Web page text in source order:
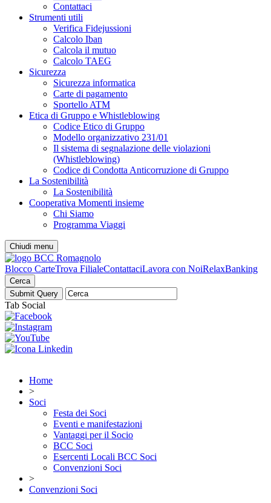
Contattaci
Strumenti utili
Verifica Fidejussioni
Calcolo Iban
Calcola il mutuo
Calcolo TAEG
Sicurezza
Sicurezza informatica
Carte di pagamento
Sportello ATM
Etica di Gruppo e Whistleblowing
Codice Etico di Gruppo
Modello organizzativo 231/01
Il sistema di segnalazione delle violazioni
(Whistleblowing)
Codice di Condotta Anticorruzione di Gruppo
La Sostenibilità
La Sostenibilità
Cooperativa Momenti insieme
Chi Siamo
Programma Viaggi
Chiudi menu
Blocco CarteTrova FilialeContattaciLavora con NoiRelaxBanking
Cerca
Tab Social
Home
>
Soci
Festa dei Soci
Eventi e manifestazioni
Vantaggi per il Socio
BCC Soci
Esercenti Locali BCC Soci
Convenzioni Soci
>
Convenzioni Soci